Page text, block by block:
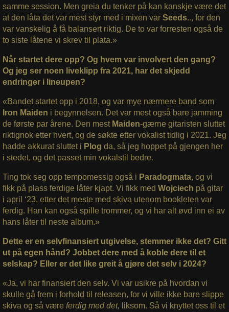
samme session. Men greia du tenker på kan kanskje være det
at den låta det var mest styr med i mixen var Seeds.., for den
var vanskelig å få balansert riktig. De to var forresten også de
to siste låtene vi skrev til plata.»
Når startet dere opp? Og hvem var involvert den gang?
Og jeg ser noen liveklipp fra 2021, har det skjedd
endringer i lineupen?
«Bandet startet opp i 2018, og var mye nærmere band som
Iron Maiden i begynnelsen. Det var mest også bare jamming
de første par årene. Den mest Maiden-gærne gitaristen sluttet
riktignok etter hvert, og de søkte etter vokalist tidlig i 2021. Jeg
hadde akkurat sluttet i Plog da, så jeg hoppet på gjengen her
i stedet, og det passet min vokalstil bedre.
Ting tok seg opp tempomessig også i Paradogmata, og vi
fikk på plass ferdige låter kjapt. Vi fikk med Wojciech på gitar
i april ‘23, etter det meste med skiva utenom bookleten var
ferdig. Han kan også spille trommer, og vi har alt øvd inn ei av
hans låter til neste album.»
Dette er en selvfinansiert utgivelse, stemmer ikke det? Gitt
ut på egen hånd? Jobbet dere med å koble dere til et
selskap? Eller er det like greit å gjøre det selv i 2024?
«Ja, vi har finansiert den selv. Vi var usikre på hvordan vi
skulle gå frem i forhold til releasen, for vi ville ikke bare slippe
skiva og så være ferdig med det, liksom. Så vi knyttet oss til et